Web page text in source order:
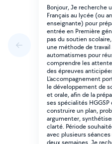
Bonjour, Je recherche
Français au lycée (ou
enseignante) pour
entrée en Première
pas du soutien
une méthode de
automatismes pour
comprendre les
des épreuves
L'accompagnement
le développement de
et orale, afin de la
ses spécialités HGGSP
construire un plan,
argumenter,
clarté. Période
avec plusieurs
deux semaines. Je